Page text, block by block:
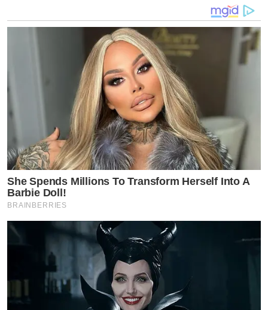
She Spends Millions To Transform Herself Into A
Barbie Doll!
BRAINBERRIES